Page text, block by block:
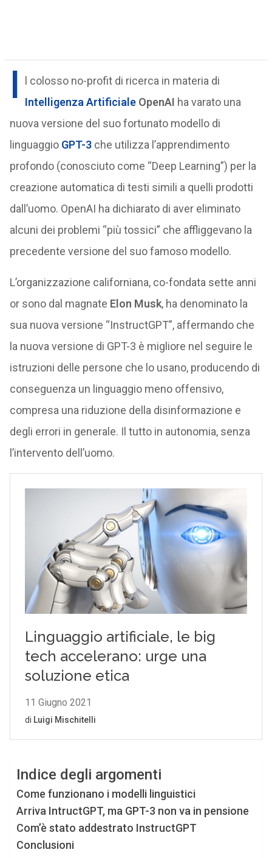
I
l colosso no-profit di ricerca in materia di
Intelligenza ArtificialeOpenAI ha varato una
nuova versione del suo fortunato modello di
linguaggio GPT-3che utilizza l’apprendimento
profondo (conosciuto come “Deep Learning”) per la
creazione automatica di testi simili a quelli prodotti
dall’uomo. OpenAI ha dichiarato di aver eliminato
alcuni dei problemi “più tossici” che affliggevano la
precedente versione del suo famoso modello.
L’organizzazione californiana, co-fondata sette anni
or sono dal magnate Elon Musk, ha denominato la
sua nuova versione “InstructGPT”, affermando che
la nuova versione di GPT-3 è migliore nel seguire le
istruzioni delle persone che lo usano, producendo di
conseguenza un linguaggio meno offensivo,
compresa una riduzione della disinformazione e
degli errori in generale. Il tutto in autonomia, senza
l’intervento dell’uomo.
Indice degli argomenti
Come funzionano i modelli linguistici
Arriva IntructGPT, ma GPT-3 non va in pensione
Com’è stato addestrato InstructGPT
Conclusioni